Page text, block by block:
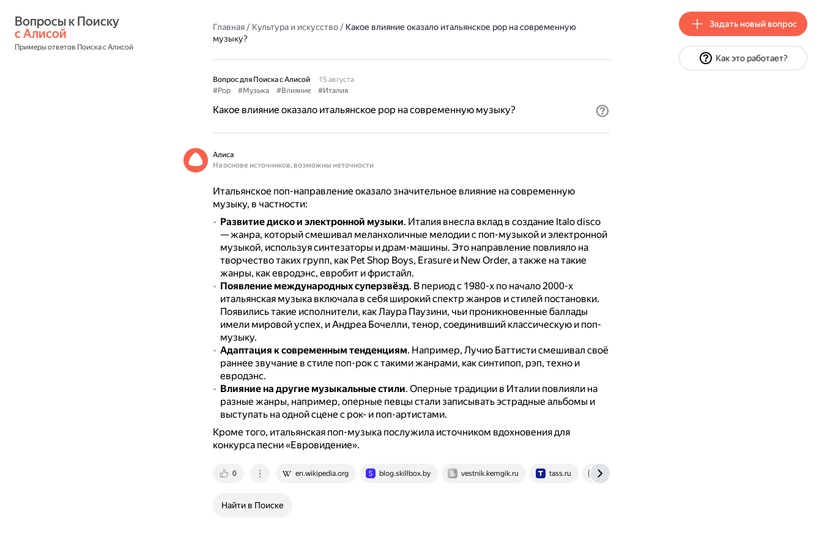
с Алисой
Примеры ответов Поиска с Алисой
Главная/ Культура и искусство/ Какое влияние оказало итальянское pop на современную
музыку?
Вопрос для Поиска с Алисой
15 августа
#Pop
#Музыка #Влияние #Италия
Какое влияние оказало итальянское pop на современную музыку?
Алиса
На основе источников, возможны неточности
Итальянское поп-направление оказало значительное влияние на современную
музыку, в частности:
Развитие диско и электронной музыки. Италия внесла вклад в создание Italo disco
— жанра, который смешивал меланхоличные мелодии с поп-музыкой и электронной
музыкой, используя синтезаторы и драм-машины. Это направление повлияло на
творчество таких групп, как Pet Shop Boys, Erasure и New Order, а также на такие
жанры, как евродэнс, евробит и фристайл.
Появление международных суперзвёзд. В период с 1980-х по начало 2000-х
итальянская музыка включала в себя широкий спектр жанров и стилей постановки.
Появились такие исполнители, как Лаура Паузини, чьи проникновенные баллады
имели мировой успех, и Андреа Бочелли, тенор, соединивший классическую и поп-
музыку.
Адаптация к современным тенденциям. Например, Лучио Баттисти смешивал своё
раннее звучание в стиле поп-рок с такими жанрами, как синтипоп, рэп, техно и
евродэнс.
Влияние на другие музыкальные стили. Оперные традиции в Италии повлияли на
разные жанры, например, оперные певцы стали записывать эстрадные альбомы и
выступать на одной сцене с рок- и поп-артистами.
Кроме того, итальянская поп-музыка послужила источником вдохновения для
конкурса песни «Евровидение».
0 en.wikipedia.org blog.skillbox.by vestnik.kemgik.ru tass.ru dzen.ru
Найти в Поиске
Задать новый вопрос
Как это работает?